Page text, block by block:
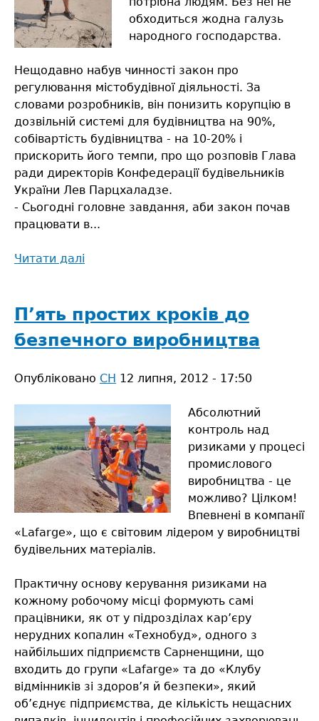
обходиться жодна галузь
народного господарства.
Нещодавно набув чинності закон про
регулювання містобудівної діяльності. За
словами розробників, він понизить корупцію в
дозвільній системі для будівництва на 90%,
собівартість будівництва - на 10-20% і
прискорить його темпи, про що розповів Глава
ради директорів Конфедерації будівельників
України Лев Парцхаладзе.
- Сьогодні головне завдання, аби закон почав
працювати в...
Читати далі
доступне
житло
П’ять простих кроків до
безпечного виробництва
Опубліковано СН 12 липня, 2012 - 17:50
Абсолютний
контроль над
ризиками у процесі
промислового
виробництва - це
можливо? Цілком!
Впевнені в компанії
«Lafarge», що є світовим лідером у виробництві
будівельних матеріалів.
Практичну основу керування ризиками на
кожному робочому місці формують самі
працівники, як от у підрозділах кар’єру
нерудних копалин «Технобуд», одного з
найбільших підприємств Сарненщини, що
входить до групи «Lafarge» та до «Клубу
відмінників зі здоров’я й безпеки», який
об’єднує підприємства, де кількість нещасних